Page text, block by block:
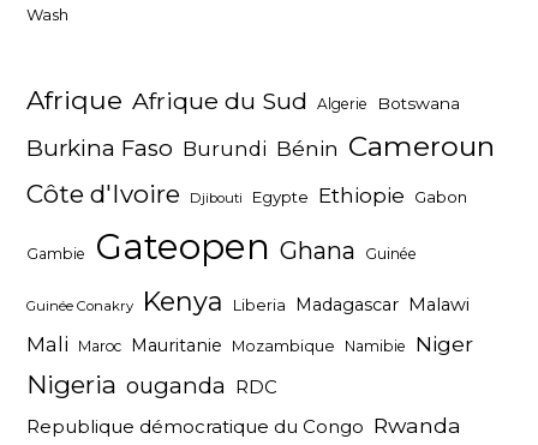
Wash
Afrique Afrique du Sud Algerie Botswana
Burkina Faso Burundi Bénin Cameroun
Côte d'Ivoire Djibouti Egypte Ethiopie Gabon
Gambie Gateopen Ghana Guinée
Guinée Conakry Kenya Liberia Madagascar Malawi
Mali Maroc Mauritanie Mozambique Namibie Niger
Nigeria ouganda
RDC
Republique démocratique du Congo Rwanda